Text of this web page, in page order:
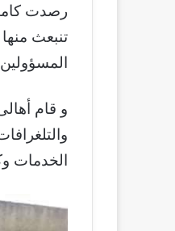
رصدت
تنبعث
و قام
الخدمات